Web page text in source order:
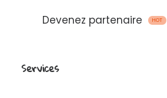
Devenez partenaire
HOT
Servicesentre Digitaleo et votre